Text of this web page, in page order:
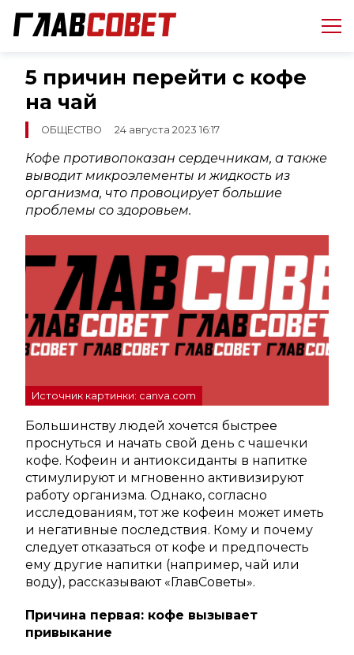
5 причин перейти с кофе
на чай
ОБЩЕСТВО 24 августа 2023 16:17
Кофе противопоказан сердечникам, а также
выводит микроэлементы и жидкость из
организма, что провоцирует большие
проблемы со здоровьем.
Источник картинки: canva.com
Большинству людей хочется быстрее
проснуться и начать свой день с чашечки
кофе. Кофеин и антиоксиданты в напитке
стимулируют и мгновенно активизируют
работу организма. Однако, согласно
исследованиям, тот же кофеин может иметь
и негативные последствия. Кому и почему
следует отказаться от кофе и предпочесть
ему другие напитки (например, чай или
воду), рассказывают «ГлавСоветы».
Причина первая: кофе вызывает
привыкание